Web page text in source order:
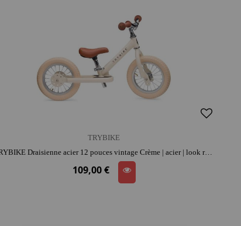
TRYBIKE
TRYBIKE Draisienne acier 12 pouces vintage Crème | acier | look rétro | apprentissage de l'équilibre
109,00 €